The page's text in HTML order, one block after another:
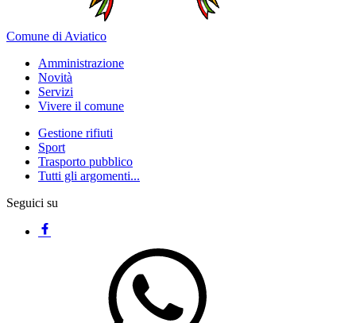
Comune di Aviatico
Amministrazione
Novità
Servizi
Vivere il comune
Gestione rifiuti
Sport
Trasporto pubblico
Tutti gli argomenti...
Seguici su